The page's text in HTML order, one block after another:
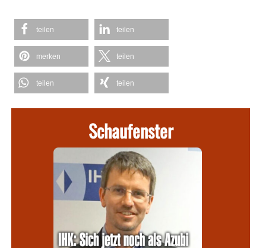
teilen teilen
merken teilen
teilen teilen
Schaufenster